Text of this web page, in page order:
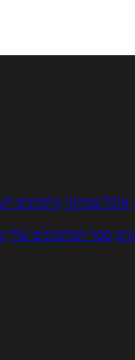
אוכל צמחוני מתכונים
ספר המתכונים שלי